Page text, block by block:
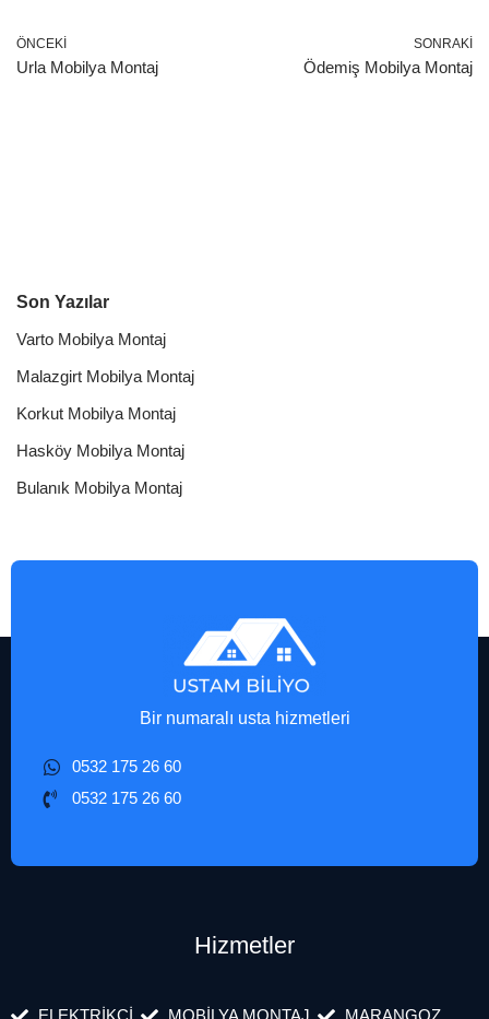
ÖNCEKI
Urla Mobilya Montaj
SONRAKI
Ödemiş Mobilya Montaj
Son Yazılar
Varto Mobilya Montaj
Malazgirt Mobilya Montaj
Korkut Mobilya Montaj
Hasköy Mobilya Montaj
Bulanık Mobilya Montaj
Bir numaralı usta hizmetleri
0532 175 26 60
0532 175 26 60
Hizmetler
ELEKTRİKÇİ MOBİLYA MONTAJ MARANGOZ